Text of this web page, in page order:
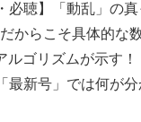
必聴】「動乱」の
からこそ具体的な
ルゴリズムが示す！
最新号」では何が